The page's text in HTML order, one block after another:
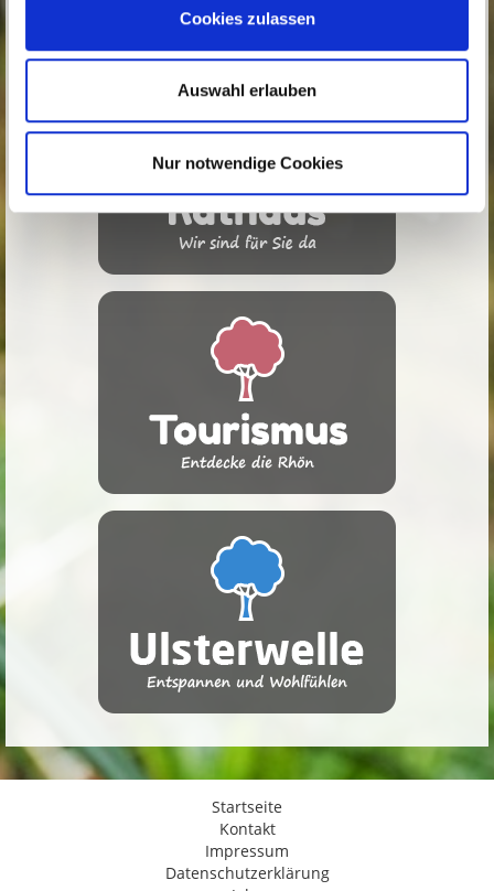
Cookies zulassen
Auswahl erlauben
Nur notwendige Cookies
Startseite
Kontakt
Impressum
Datenschutzerklärung